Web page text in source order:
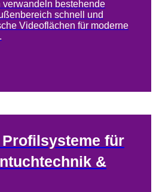
bestehende
schnell und
Videoflächen für moderne
für
&